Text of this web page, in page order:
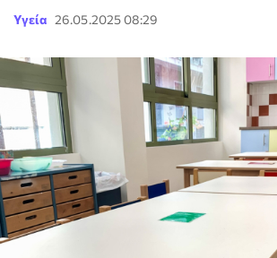
Υγεία 26.05.2025 08:29